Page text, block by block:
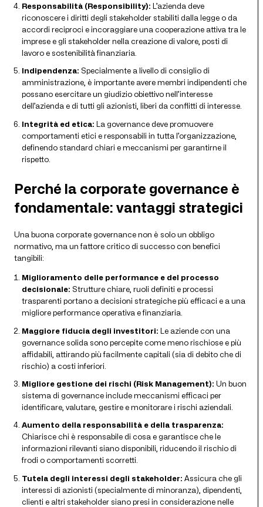
Responsabilità (Responsibility): L’azienda deve
riconoscere i diritti degli stakeholder stabiliti dalla legge o da
accordi reciproci e incoraggiare una cooperazione attiva tra le
imprese e gli stakeholder nella creazione di valore, posti di
lavoro e sostenibilità finanziaria.
Indipendenza: Specialmente a livello di consiglio di
amministrazione, è importante avere membri indipendenti che
possano esercitare un giudizio obiettivo nell’interesse
dell’azienda e di tutti gli azionisti, liberi da conflitti di interesse.
Integrità ed etica: La governance deve promuovere
comportamenti etici e responsabili in tutta l’organizzazione,
definendo standard chiari e meccanismi per garantirne il
rispetto.
Perché la corporate governance è
fondamentale: vantaggi strategici
Una buona corporate governance non è solo un obbligo
normativo, ma un fattore critico di successo con benefici
tangibili:
Miglioramento delle performance e del processo
decisionale: Strutture chiare, ruoli definiti e processi
trasparenti portano a decisioni strategiche più efficaci e a una
migliore performance operativa e finanziaria.
Maggiore fiducia degli investitori: Le aziende con una
governance solida sono percepite come meno rischiose e più
affidabili, attirando più facilmente capitali (sia di debito che di
rischio) a costi inferiori.
Migliore gestione dei rischi (Risk Management): Un buon
sistema di governance include meccanismi efficaci per
identificare, valutare, gestire e monitorare i rischi aziendali.
Aumento della responsabilità e della trasparenza:
Chiarisce chi è responsabile di cosa e garantisce che le
informazioni rilevanti siano disponibili, riducendo il rischio di
frodi o comportamenti scorretti.
Tutela degli interessi degli stakeholder: Assicura che gli
interessi di azionisti (specialmente di minoranza), dipendenti,
clienti e altri stakeholder siano presi in considerazione nelle